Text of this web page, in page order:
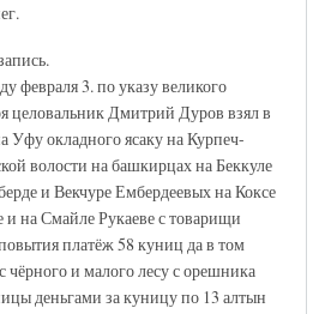
февраля 3. по указу великого
целовальник Дмитрий Дуров взял в
Уфу окладного ясаку на Курпеч-
волости на башкирцах на Беккуле
и Векчуре Ембердеевых на Коксе
и на Смайле Рукаеве с товарищи
платёж 58 куниц да в том
чёрного и малого лесу с орешника
деньгами за куницу по 13 алтын